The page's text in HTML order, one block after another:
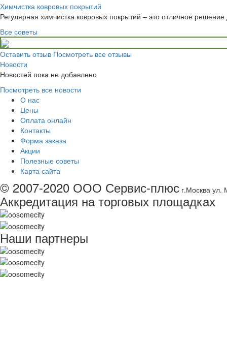
Химчистка ковровых покрытий
Регулярная химчистка ковровых покрытий – это отличное
Все советы
Оставить отзыв Посмотреть все отзывы
Новости
Новостей пока не добавлено
Посмотреть все новости
О нас
Цены
Оплата онлайн
Контакты
Форма заказа
Акции
Полезные советы
Карта сайта
© 2007-2020 ООО Сервис-плюс г.Москва ул.
Аккредитация на торговых площадках
Наши партнеры